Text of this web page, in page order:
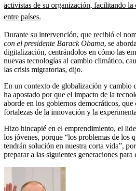
activistas de su organización, facilitando
entre países.
Durante su intervención, que recibió el
con el presidente Barack Obama, se
digitalización, centrándolos en cómo las
nuevas tecnologías al cambio climático,
las crisis migratorias, dijo.
En un contexto de globalización y cambio
ha apostado por que el impacto de la
aborde en los gobiernos democráticos, que
fortalezas de la innovación y la
Hizo hincapié en el emprendimiento, el
los jóvenes, porque “los problemas de los
tendrán solución en nuestra corta vida”,
preparar a las siguientes generaciones